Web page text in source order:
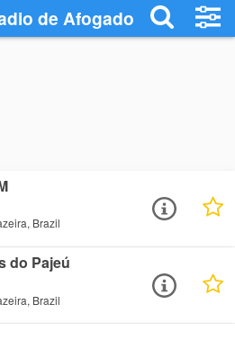
de Afogados da
Brazil
do Pajeú
Brazil